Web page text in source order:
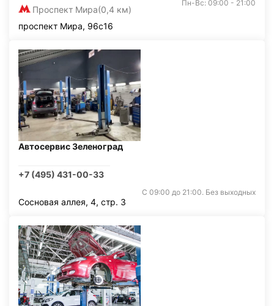
Проспект Мира(0,4 км)
Пн-Вс: 09:00 - 21:00
проспект Мира, 96с16
Автосервис Зеленоград
+7 (495) 431-00-33
С 09:00 до 21:00. Без выходных
Сосновая аллея, 4, стр. 3